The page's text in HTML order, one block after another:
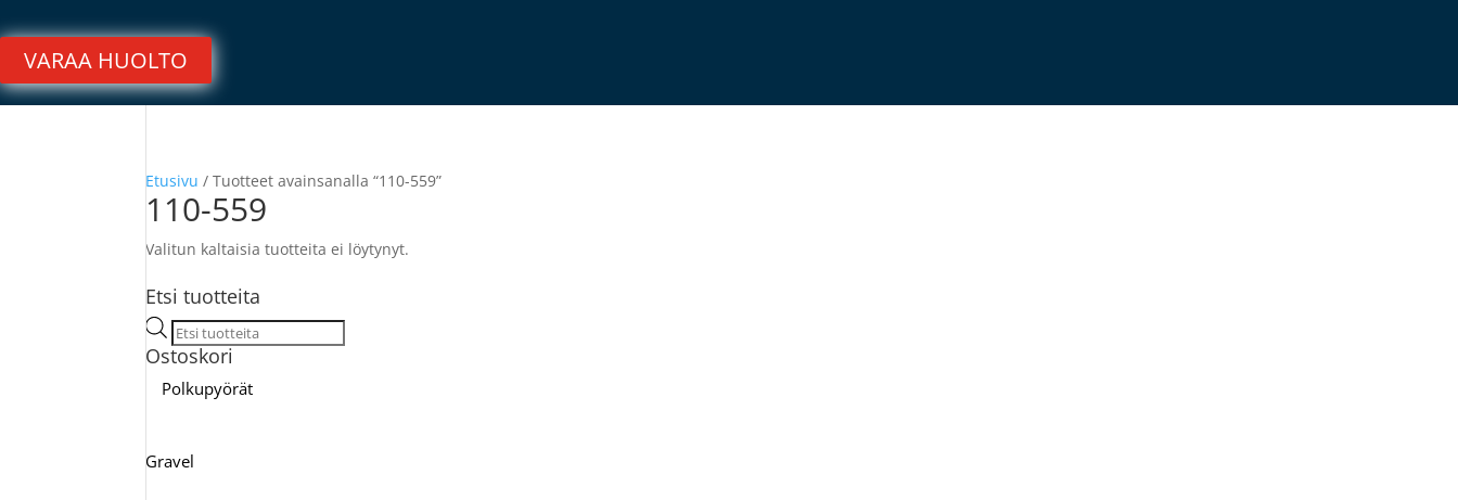
VARAA HUOLTO
Etusivu / Tuotteet avainsanalla “110-559”
110-559
Valitun kaltaisia tuotteita ei löytynyt.
Etsi tuotteita
Products
search
Ostoskori
Polkupyörät
Gravel